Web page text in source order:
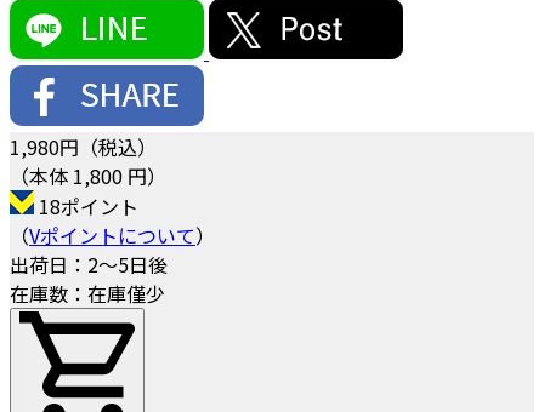
1,980円（税込）
（本体 1,800 円）
18ポイント
（Vポイントについて）
出荷日：2～5日後
在庫数：在庫僅少